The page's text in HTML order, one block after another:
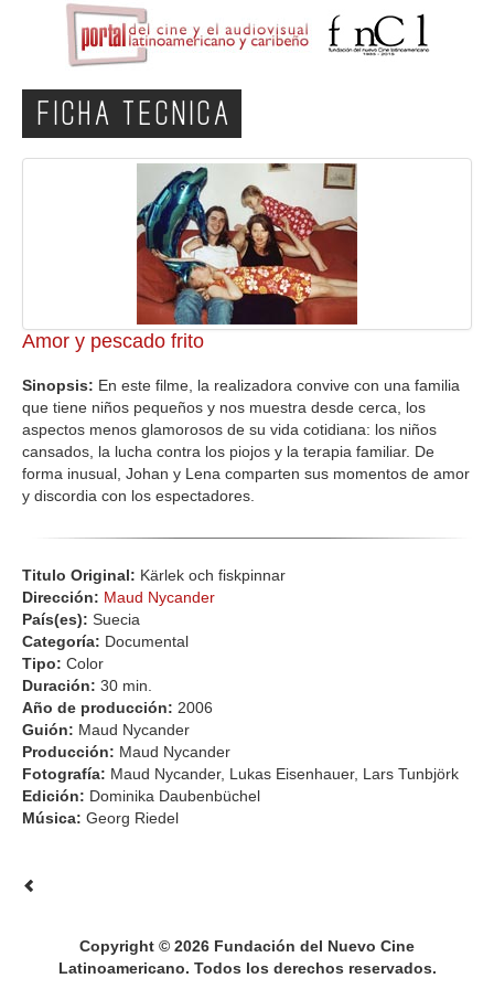
FICHA TECNICA
Amor y pescado frito
Sinopsis: En este filme, la realizadora convive con una familia
que tiene niños pequeños y nos muestra desde cerca, los
aspectos menos glamorosos de su vida cotidiana: los niños
cansados, la lucha contra los piojos y la terapia familiar. De
forma inusual, Johan y Lena comparten sus momentos de amor
y discordia con los espectadores.
Titulo Original: Kärlek och fiskpinnar
Dirección: Maud Nycander
País(es): Suecia
Categoría: Documental
Tipo: Color
Duración: 30 min.
Año de producción: 2006
Guión: Maud Nycander
Producción: Maud Nycander
Fotografía: Maud Nycander, Lukas Eisenhauer, Lars Tunbjörk
Edición: Dominika Daubenbüchel
Música: Georg Riedel
Copyright © 2026 Fundación del Nuevo Cine
Latinoamericano. Todos los derechos reservados.